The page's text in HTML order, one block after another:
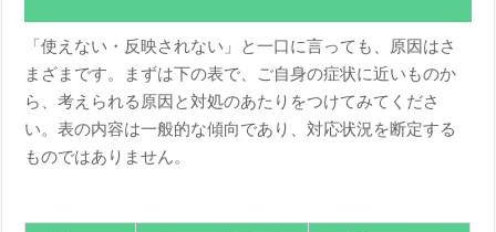
「使えない・反映されない」と一口に言っても、原因はさ
まざまです。まずは下の表で、ご自身の症状に近いものか
ら、考えられる原因と対処のあたりをつけてみてくださ
い。表の内容は一般的な傾向であり、対応状況を断定する
ものではありません。